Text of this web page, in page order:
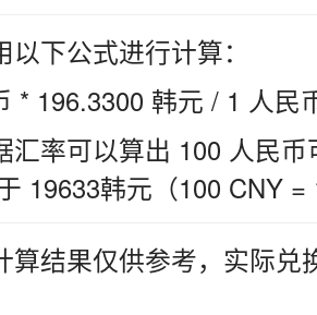
下公式进行计算：
* 196.3300 韩元 / 1 人民
汇率可以算出 100 人民
19633韩元（100 CNY =
算结果仅供参考，实际